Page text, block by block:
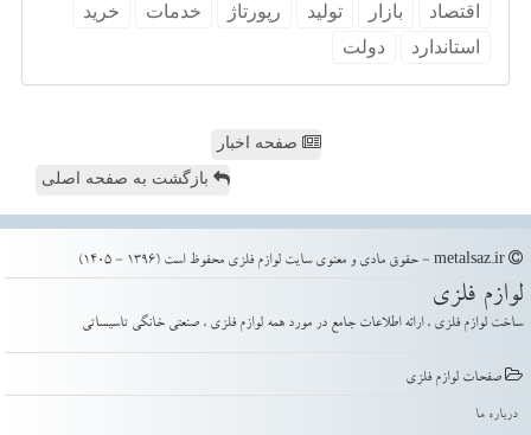
اقتصاد بازار تولید رپورتاژ خدمات
خرید
استاندارد
دولت
صفحه اخبار
بازگشت به صفحه اصلی
لوازم فلزی
ساخت لوازم فلزی ، ارائه اطلاعات جامع در مورد همه لوازم فلزی ، صنعتی خانگی تاسیساتی
صفحات لوازم فلزی
درباره ما